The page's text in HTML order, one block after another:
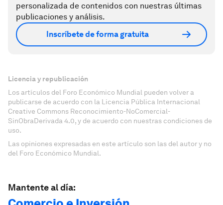
personalizada de contenidos con nuestras últimas
publicaciones y análisis.
Inscríbete de forma gratuita
Licencia y republicación
Los artículos del Foro Económico Mundial pueden volver a
publicarse de acuerdo con la Licencia Pública Internacional
Creative Commons Reconocimiento-NoComercial-
SinObraDerivada 4.0, y de acuerdo con nuestras condiciones de
uso.
Las opiniones expresadas en este artículo son las del autor y no
del Foro Económico Mundial.
Mantente al día: